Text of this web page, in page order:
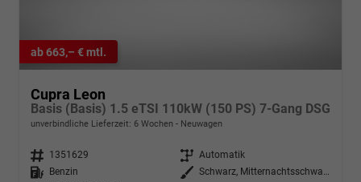
ab 663,– € mtl.
Cupra Leon
Basis (Basis) 1.5 eTSI 110kW (150 PS) 7-Gang DSG
unverbindliche Lieferzeit: 6 Wochen Neuwagen
Fahrzeugnr. 1351629 Getriebe Automatik
Kraftstoff
Benzin Außenfarbe
Schwarz, Mitternachtsschwarz (0E)